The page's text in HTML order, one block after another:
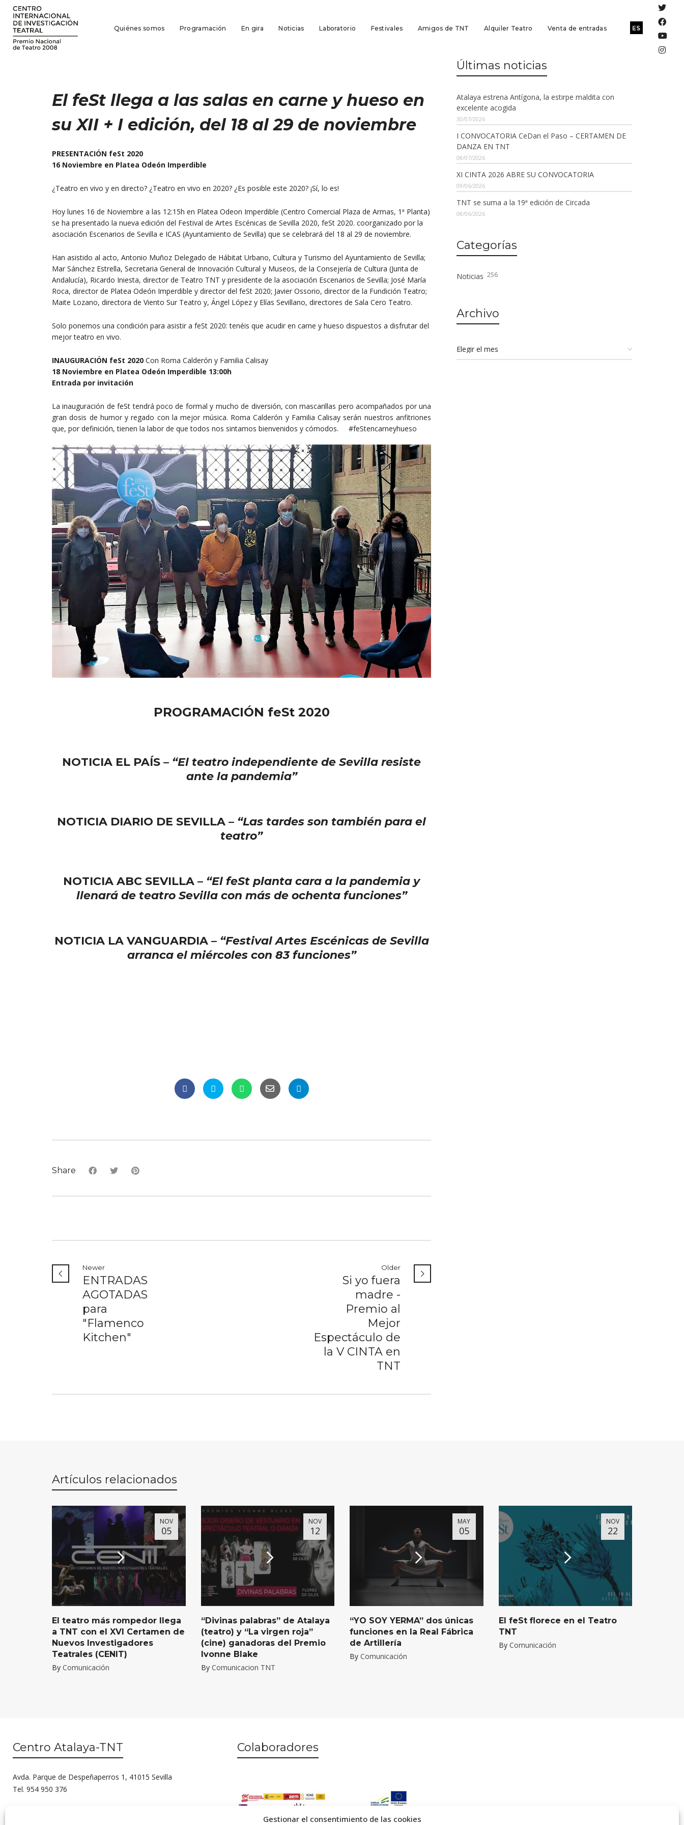
Gestionar el consentimiento de las cookies
Quiénes somos Programación En gira Noticias Laboratorio Festivales Amigos de TNT Alquiler Teatro Venta de entradas
El feSt llega a las salas en carne y hueso en
su XII + I edición, del 18 al 29 de noviembre
PRESENTACIÓN feSt 2020
16 Noviembre en Platea Odeón Imperdible
¿Teatro en vivo y en directo? ¿Teatro en vivo en 2020? ¿Es posible este 2020? ¡Sí, lo es!
Hoy lunes 16 de Noviembre a las 12:15h en Platea Odeon Imperdible (Centro Comercial Plaza de Armas, 1ª Planta)
se ha presentado la nueva edición del Festival de Artes Escénicas de Sevilla 2020, feSt 2020. coorganizado por la
asociación Escenarios de Sevilla e ICAS (Ayuntamiento de Sevilla) que se celebrará del 18 al 29 de noviembre.
Han asistido al acto, Antonio Muñoz Delegado de Hábitat Urbano, Cultura y Turismo del Ayuntamiento de Sevilla;
Mar Sánchez Estrella, Secretaria General de Innovación Cultural y Museos, de la Consejería de Cultura (Junta de
Andalucía), Ricardo Iniesta, director de Teatro TNT y presidente de la asociación Escenarios de Sevilla; José María
Roca, director de Platea Odeón Imperdible y director del feSt 2020; Javier Ossorio, director de la Fundición Teatro;
Maite Lozano, directora de Viento Sur Teatro y, Ángel López y Elías Sevillano, directores de Sala Cero Teatro.
Solo ponemos una condición para asistir a feSt 2020: tenéis que acudir en carne y hueso dispuestos a disfrutar del
mejor teatro en vivo.
INAUGURACIÓN feSt 2020 Con Roma Calderón y Familia Calisay
18 Noviembre en Platea Odeón Imperdible 13:00h
Entrada por invitación
La inauguración de feSt tendrá poco de formal y mucho de diversión, con mascarillas pero acompañados por una
gran dosis de humor y regado con la mejor música. Roma Calderón y Familia Calisay serán nuestros anfitriones
que, por definición, tienen la labor de que todos nos sintamos bienvenidos y cómodos. #feStencarneyhueso
PROGRAMACIÓN feSt 2020
NOTICIA EL PAÍS – “El teatro independiente de Sevilla resiste
ante la pandemia”
NOTICIA DIARIO DE SEVILLA – “Las tardes son también para el
teatro”
NOTICIA ABC SEVILLA – “El feSt planta cara a la pandemia y
llenará de teatro Sevilla con más de ochenta funciones”
NOTICIA LA VANGUARDIA – “Festival Artes Escénicas de Sevilla
arranca el miércoles con 83 funciones”
Share
Newer
ENTRADAS
AGOTADAS
para
"Flamenco
Kitchen"
Older
Si yo fuera
madre -
Premio al
Mejor
Espectáculo de
la V CINTA en
TNT
Últimas noticias
Atalaya estrena Antígona, la estirpe maldita con
excelente acogida
30/07/2026
I CONVOCATORIA CeDan el Paso – CERTAMEN DE
DANZA EN TNT
08/07/2026
XI CINTA 2026 ABRE SU CONVOCATORIA
09/06/2026
TNT se suma a la 19ª edición de Circada
08/06/2026
Categorías
Noticias 256
Archivo
Artículos relacionados
NOV
05
El teatro más rompedor llega
a TNT con el XVI Certamen de
Nuevos Investigadores
Teatrales (CENIT)
By Comunicación
NOV
12
“Divinas palabras” de Atalaya
(teatro) y “La virgen roja”
(cine) ganadoras del Premio
Ivonne Blake
By Comunicacion TNT
MAY
05
“YO SOY YERMA” dos únicas
funciones en la Real Fábrica
de Artillería
By Comunicación
NOV
22
El feSt florece en el Teatro
TNT
By Comunicación
Centro Atalaya-TNT
Avda. Parque de Despeñaperros 1, 41015 Sevilla
Tel. 954 950 376
Colaboradores